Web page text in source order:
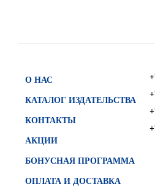
О НАС
КАТАЛОГ ИЗДАТЕЛЬСТВА
КОНТАКТЫ
АКЦИИ
БОНУСНАЯ ПРОГРАММА
ОПЛАТА И ДОСТАВКА